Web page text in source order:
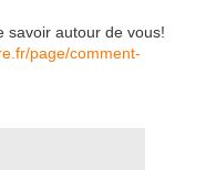
savoir autour de vous!
page/comment-